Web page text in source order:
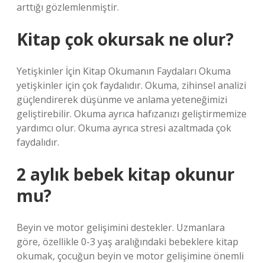
arttığı gözlemlenmiştir.
Kitap çok okursak ne olur?
Yetişkinler İçin Kitap Okumanın Faydaları Okuma
yetişkinler için çok faydalıdır. Okuma, zihinsel analizi
güçlendirerek düşünme ve anlama yeteneğimizi
geliştirebilir. Okuma ayrıca hafızanızı geliştirmemize
yardımcı olur. Okuma ayrıca stresi azaltmada çok
faydalıdır.
2 aylık bebek kitap okunur
mu?
Beyin ve motor gelişimini destekler. Uzmanlara
göre, özellikle 0-3 yaş aralığındaki bebeklere kitap
okumak, çocuğun beyin ve motor gelişimine önemli